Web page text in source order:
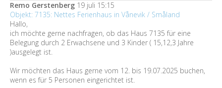
Remo Gerstenberg 19 juli 15:15
Objekt: 7135: Nettes Ferienhaus in Vånevik / Småland
Hallo,
ich möchte gerne nachfragen, ob das Haus 7135 für eine
Belegung durch 2 Erwachsene und 3 Kinder ( 15,12,3 Jahre
)ausgelegt ist.
Wir möchten das Haus gerne vom 12. bis 19.07.2025 buchen,
wenn es für 5 Personen eingerichtet ist.